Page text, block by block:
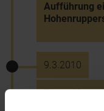
Aufführung
9.3.2010
Erstes